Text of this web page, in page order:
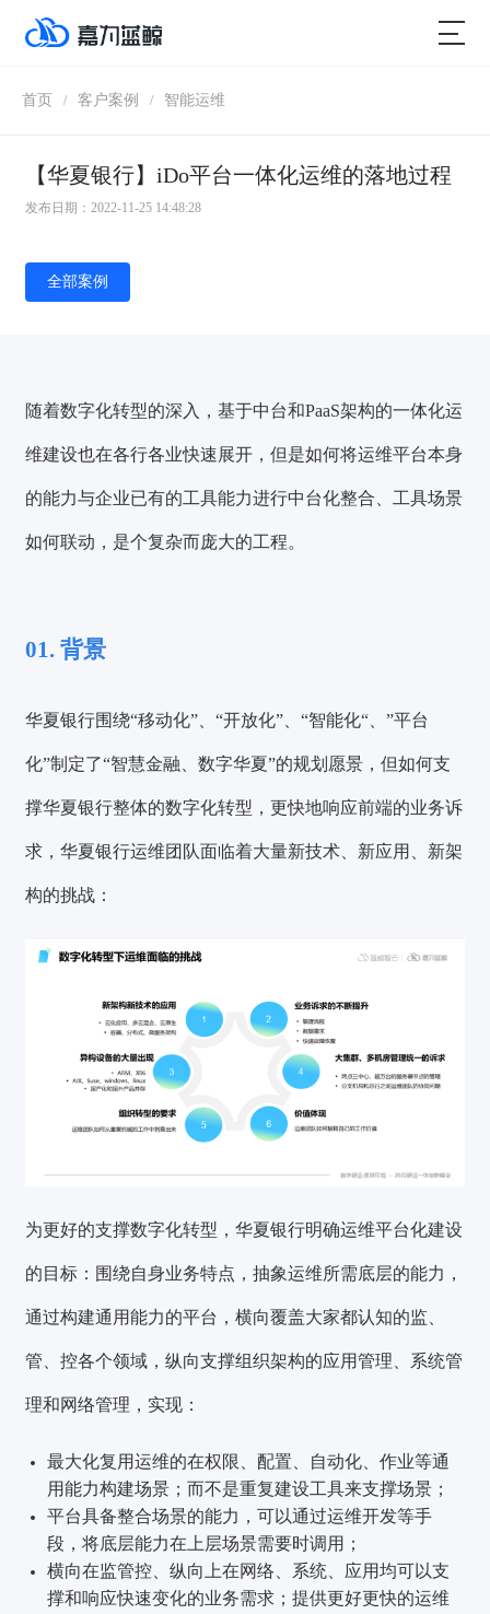
首页 / 客户案例 / 智能运维
【华夏银行】iDo平台一体化运维的落地过程
发布日期：2022-11-25 14:48:28
全部案例
随着数字化转型的深入，基于中台和PaaS架构的一体化运
维建设也在各行各业快速展开，但是如何将运维平台本身
的能力与企业已有的工具能力进行中台化整合、工具场景
如何联动，是个复杂而庞大的工程。
01. 背景
华夏银行围绕“移动化”、“开放化”、“智能化“、”平台
化”制定了“智慧金融、数字华夏”的规划愿景，但如何支
撑华夏银行整体的数字化转型，更快地响应前端的业务诉
求，华夏银行运维团队面临着大量新技术、新应用、新架
构的挑战：
为更好的支撑数字化转型，华夏银行明确运维平台化建设
的目标： 围绕自身业务特点，抽象运维所需底层的能力，
通过构建通用能力的平台，横向覆盖大家都认知的监、
管、控各个领域，纵向支撑组织架构的应用管理、系统管
理和网络管理 ，实现：
最大化复用运维的在权限、配置、自动化、作业等通
用能力构建场景；而不是重复建设工具来支撑场景；
平台具备整合场景的能力，可以通过运维开发等手
段，将底层能力在上层场景需要时调用；
横向在监管控、纵向上在网络、系统、应用均可以支
撑和响应快速变化的业务需求；提供更好更快的运维